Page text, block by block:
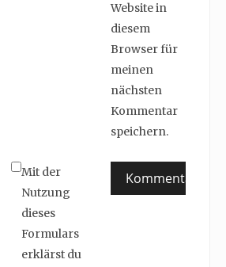
Website in
diesem
Browser für
meinen
nächsten
Kommentar
speichern.
Mit der
Nutzung
dieses
Formulars
erklärst du